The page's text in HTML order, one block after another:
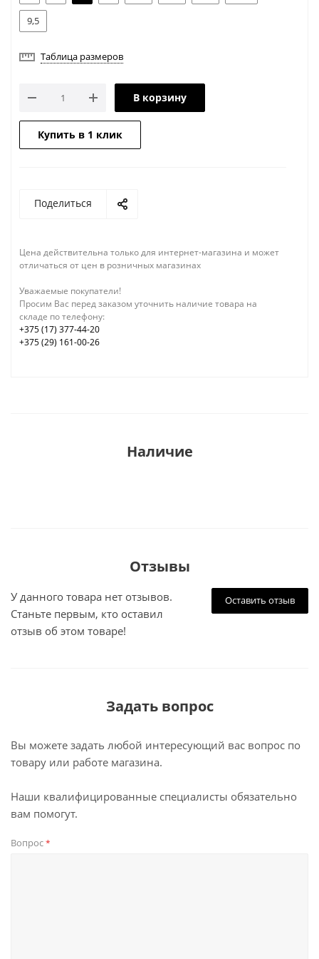
9,5
Таблица размеров
В корзину
Купить в 1 клик
Поделиться
Цена действительна только для интернет-магазина и может
отличаться от цен в розничных магазинах
Уважаемые покупатели!
Просим Вас перед заказом уточнить наличие товара на
складе по телефону:
+375 (17) 377-44-20
+375 (29) 161-00-26
Наличие
Отзывы
Оставить отзыв
У данного товара нет отзывов.
Станьте первым, кто оставил
отзыв об этом товаре!
Задать вопрос
Вы можете задать любой интересующий вас вопрос по
товару или работе магазина.
Наши квалифицированные специалисты обязательно
вам помогут.
Вопрос*